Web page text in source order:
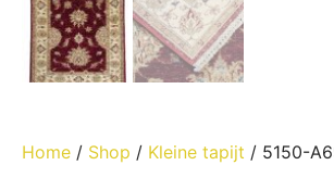
Home / Shop / Kleine tapijt / 5150-